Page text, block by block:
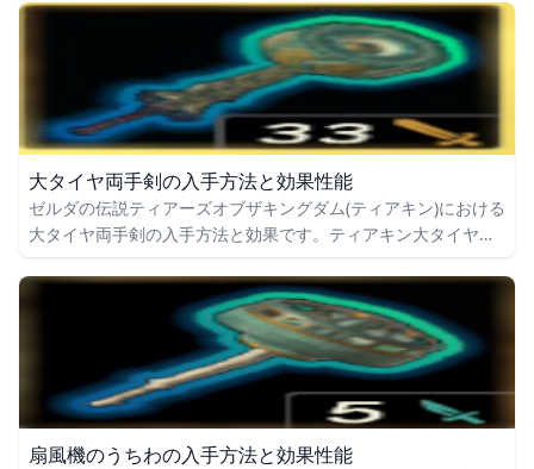
掲載しています。
大タイヤ両手剣の入手方法と効果性能
ゼルダの伝説ティアーズオブザキングダム(ティアキン)における
大タイヤ両手剣の入手方法と効果です。ティアキン大タイヤ両
いても掲載しています。
扇風機のうちわの入手方法と効果性能